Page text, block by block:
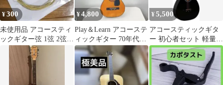
¥300
未使用品 アコースティ
ックギター弦 1弦 2弦 3
弦 4弦 5弦 6弦
¥4,800
Play＆Learn アコーステ
ィックギター 70年代ジ
ャパンヴィンテージ
¥5,500
アコースティックギタ
ー 初心者セット 軽量設
計 ブラック